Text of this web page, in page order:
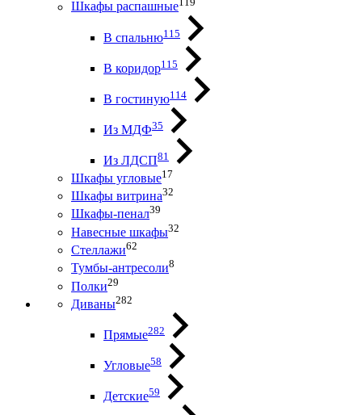
Шкафы распашные
В спальню115
В коридор115
В гостиную114
Из МДФ35
Из ЛДСП81
Шкафы угловые17
Шкафы витрина32
Шкафы-пенал39
Навесные шкафы32
Стеллажи62
Тумбы-антресоли8
Полки29
Диваны282
Прямые282
Угловые58
Детские59